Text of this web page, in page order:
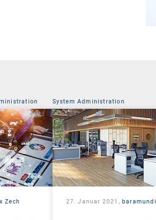
Zech
System Administration
27. Januar 2021, baramundi